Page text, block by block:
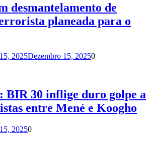
desmantelamento de
planeada para o
2025Dezembro 15, 20250
BIR 30 inflige duro golpe a
entre Mené e Koogho
20250